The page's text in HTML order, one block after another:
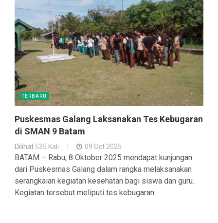
TERBARU
Puskesmas Galang Laksanakan Tes Kebugaran
di SMAN 9 Batam
Dilihat 535 Kali 09 Oct 2025
BATAM – Rabu, 8 Oktober 2025 mendapat kunjungan
dari Puskesmas Galang dalam rangka melaksanakan
serangkaian kegiatan kesehatan bagi siswa dan guru.
Kegiatan tersebut meliputi tes kebugaran